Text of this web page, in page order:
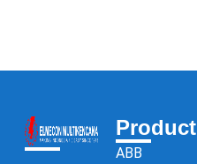
Product
ABB